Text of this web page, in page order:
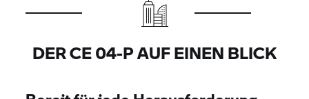
DERCE 04-PAUF EINEN BLICK